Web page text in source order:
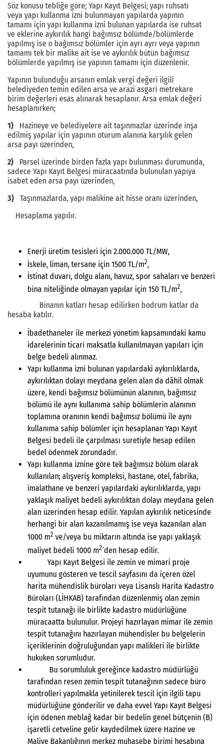
Söz konusu tebliğe göre; Yapı Kayıt Belgesi; yapı ruhsatı
veya yapı kullanma izni bulunmayan yapılarda yapının
tamamı için yapı kullanma izni bulunan yapılarda ise ruhsat
ve eklerine aykırılık hangi bağımsız bölümde/bölümlerde
yapılmış ise o bağımsız bölümler için ayrı ayrı veya yapının
tamamı tek bir malike ait ise ve aykırılık bütün bağımsız
bölümlerde yapılmış ise yapının tamamı için düzenlenir.
Yapının bulunduğu arsanın emlak vergi değeri ilgili
belediyeden temin edilen arsa ve arazi asgari metrekare
birim değerleri esas alınarak hesaplanır. Arsa emlak değeri
hesaplanırken;
1) Hazineye ve belediyelere ait taşınmazlar üzerinde inşa
edilmiş yapılar için yapının oturum alanına karşılık gelen
arsa payı üzerinden,
2) Parsel üzerinde birden fazla yapı bulunması durumunda,
sadece Yapı Kayıt Belgesi müracaatında bulunulan yapıya
isabet eden arsa payı üzerinden,
3) Taşınmazlarda, yapı malikine ait hisse oranı üzerinden,
Hesaplama yapılır.
Enerji üretim tesisleri için 2.000.000 TL/MW,
İskele, liman, tersane için 1500 TL/m2,
İstinat duvarı, dolgu alanı, havuz, spor sahaları ve benzeri
bina niteliğinde olmayan yapılar için 150 TL/m2,
Binanın katları hesap edilirken bodrum katlar da
hesaba katılır.
İbadethaneler ile merkezi yönetim kapsamındaki kamu
idarelerinin ticari maksatla kullanılmayan yapıları için
belge bedeli alınmaz.
Yapı kullanma izni bulunan yapılardaki aykırılıklarda,
aykırılıktan dolayı meydana gelen alan da dâhil olmak
üzere, kendi bağımsız bölümünün alanının, bağımsız
bölümü ile aynı kullanıma sahip bölümlerin alanının
toplamına oranının kendi bağımsız bölümü ile aynı
kullanıma sahip bölümler için hesaplanan Yapı Kayıt
Belgesi bedeli ile çarpılması suretiyle hesap edilen
bedel ödenmek zorundadır.
Yapı kullanma iznine göre tek bağımsız bölüm olarak
kullanılan; alışveriş kompleksi, hastane, otel, fabrika,
imalathane ve benzeri yapılardaki aykırılıklarda, yapı
yaklaşık maliyet bedeli aykırılıktan dolayı meydana gelen
alan üzerinden hesap edilir. Yapılan aykırılık neticesinde
herhangi bir alan kazanılmamış ise veya kazanılan alan
1000 m2 ve/veya bu miktarın altında ise yapı yaklaşık
maliyet bedeli 1000 m2´den hesap edilir.
Yapı Kayıt Belgesi ile zemin ve mimari proje
uyumunu gösteren ve tescil sayfasını da içeren özel
harita mühendislik büroları veya Lisanslı Harita Kadastro
Büroları (LİHKAB) tarafından düzenlenmiş olan zemin
tespit tutanağı ile birlikte kadastro müdürlüğüne
müracaatta bulunulur. Projeyi hazırlayan mimar ile zemin
tespit tutanağını hazırlayan mühendisler bu belgelerin
içeriklerinin doğruluğundan yapı malikleri ile birlikte
hukuken sorumludur.
Bu sorumluluk gereğince kadastro müdürlüğü
tarafından resen zemin tespit tutanağının sadece büro
kontrolleri yapılmakla yetinilerek tescil için ilgili tapu
müdürlüğüne gönderilir ve daha evvel Yapı Kayıt Belgesi
için ödenen meblağ kadar bir bedelin genel bütçenin (B)
işaretli cetveline gelir kaydedilmek üzere Hazine ve
Maliye Bakanlığının merkez muhasebe birimi hesabına